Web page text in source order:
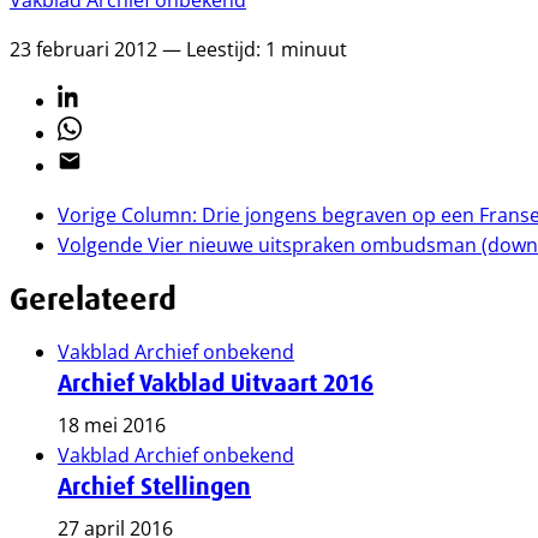
23 februari 2012 — Leestijd: 1 minuut
Linkedin
Whatsapp
Email
Vorige Column: Drie jongens begraven op een
VolgendeVier nieuwe uitspraken ombudsman
Gerelateerd
Vakblad Archief onbekend
Archief Vakblad Uitvaart 2016
18 mei 2016
Vakblad Archief onbekend
Archief Stellingen
27 april 2016